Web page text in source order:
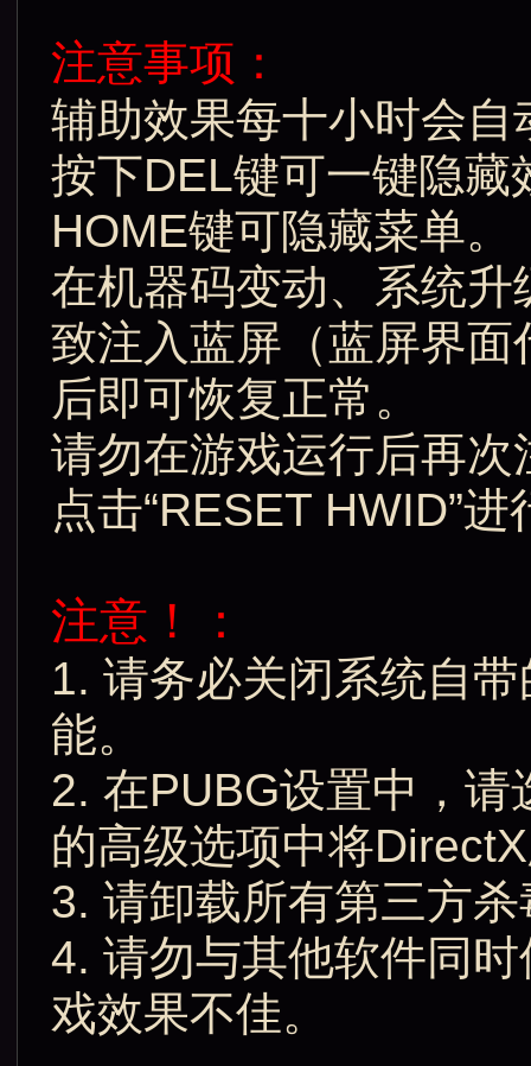
注意事项：
辅助效果每十小时会
按下DEL键可一键隐
HOME键可隐藏菜单。
在机器码变动、系统
致注入蓝屏（蓝屏界
后即可恢复正常。
请勿在游戏运行后再
点击“RESET HWID”进
注意！：
1. 请务必关闭系统自
能。
2. 在PUBG设置中，请
的高级选项中将
3. 请卸载所有第三方
4. 请勿与其他软件同
戏效果不佳。